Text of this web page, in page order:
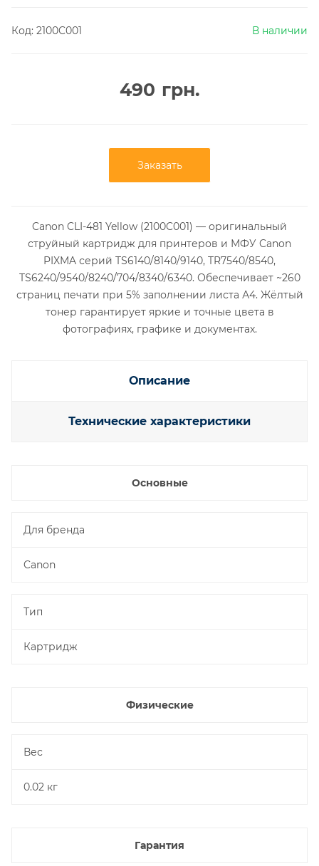
Код: 2100C001 В наличии
490 грн.
Заказать
Canon CLI-481 Yellow (2100C001) — оригинальный
струйный картридж для принтеров и МФУ Canon
PIXMA серий TS6140/8140/9140, TR7540/8540,
TS6240/9540/8240/704/8340/6340. Обеспечивает ~260
страниц печати при 5% заполнении листа А4. Жёлтый
тонер гарантирует яркие и точные цвета в
фотографиях, графике и документах.
Описание
Технические характеристики
Основные
Для бренда
Canon
Тип
Картридж
Физические
Вес
0.02 кг
Гарантия